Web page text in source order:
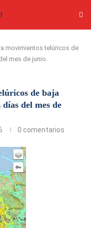
movimientos telúricos de
mes de junio.
de baja
del mes de
0 comentarios